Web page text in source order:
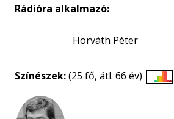
Rádióra alkalmazó:
Horváth Péter
Színészek:(25 fő, átl. 66 év)